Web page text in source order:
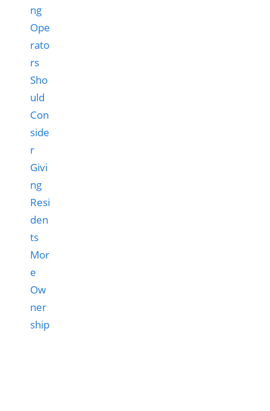
ng
Ope
rato
rs
Sho
uld
Con
side
r
Givi
ng
Resi
den
ts
Mor
e
Ow
ner
ship